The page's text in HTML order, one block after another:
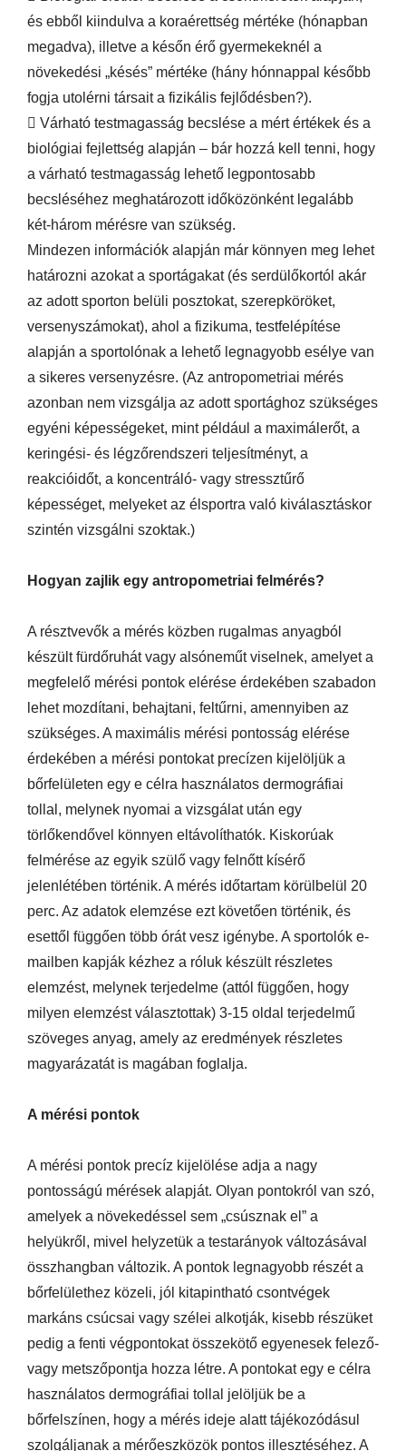
és ebből kiindulva a koraérettség mértéke (hónapban
megadva), illetve a későn érő gyermekeknél a
növekedési „késés” mértéke (hány hónnappal később
fogja utolérni társait a fizikális fejlődésben?).
 Várható testmagasság becslése a mért értékek és a
biológiai fejlettség alapján – bár hozzá kell tenni, hogy
a várható testmagasság lehető legpontosabb
becsléséhez meghatározott időközönként legalább
két-három mérésre van szükség.
Mindezen információk alapján már könnyen meg lehet
határozni azokat a sportágakat (és serdülőkortól akár
az adott sporton belüli posztokat, szerepköröket,
versenyszámokat), ahol a fizikuma, testfelépítése
alapján a sportolónak a lehető legnagyobb esélye van
a sikeres versenyzésre. (Az antropometriai mérés
azonban nem vizsgálja az adott sportághoz szükséges
egyéni képességeket, mint például a maximálerőt, a
keringési- és légzőrendszeri teljesítményt, a
reakcióidőt, a koncentráló- vagy stressztűrő
képességet, melyeket az élsportra való kiválasztáskor
szintén vizsgálni szoktak.)
Hogyan zajlik egy antropometriai felmérés?
A résztvevők a mérés közben rugalmas anyagból
készült fürdőruhát vagy alsóneműt viselnek, amelyet a
megfelelő mérési pontok elérése érdekében szabadon
lehet mozdítani, behajtani, feltűrni, amennyiben az
szükséges. A maximális mérési pontosság elérése
érdekében a mérési pontokat precízen kijelöljük a
bőrfelületen egy e célra használatos dermográfiai
tollal, melynek nyomai a vizsgálat után egy
törlőkendővel könnyen eltávolíthatók. Kiskorúak
felmérése az egyik szülő vagy felnőtt kísérő
jelenlétében történik. A mérés időtartam körülbelül 20
perc. Az adatok elemzése ezt követően történik, és
esettől függően több órát vesz igénybe. A sportolók e-
mailben kapják kézhez a róluk készült részletes
elemzést, melynek terjedelme (attól függően, hogy
milyen elemzést választottak) 3-15 oldal terjedelmű
szöveges anyag, amely az eredmények részletes
magyarázatát is magában foglalja.
A mérési pontok
A mérési pontok precíz kijelölése adja a nagy
pontosságú mérések alapját. Olyan pontokról van szó,
amelyek a növekedéssel sem „csúsznak el” a
helyükről, mivel helyzetük a testarányok változásával
összhangban változik. A pontok legnagyobb részét a
bőrfelülethez közeli, jól kitapintható csontvégek
markáns csúcsai vagy szélei alkotják, kisebb részüket
pedig a fenti végpontokat összekötő egyenesek felező-
vagy metszőpontja hozza létre. A pontokat egy e célra
használatos dermográfiai tollal jelöljük be a
bőrfelszínen, hogy a mérés ideje alatt tájékozódásul
szolgáljanak a mérőeszközök pontos illesztéséhez. A